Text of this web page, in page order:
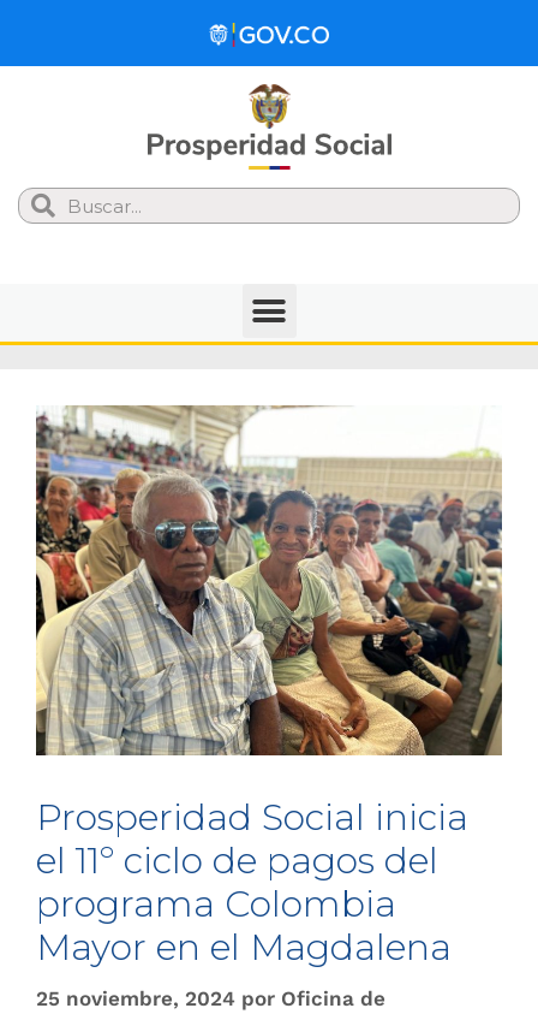
Search
Prosperidad Social inicia
el 11º ciclo de pagos del
programa Colombia
Mayor en el Magdalena
25 noviembre, 2024 por Oficina de